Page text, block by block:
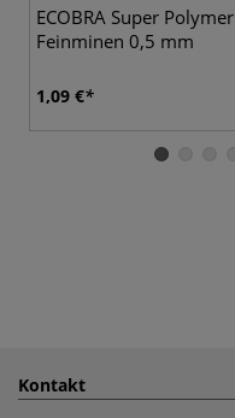
ECOBRA Super Polymer
Feinminen 0,5 mm
1,09 €
Kontakt